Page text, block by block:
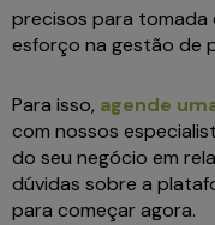
precisos para tomada
esforço na gestão de
Para isso, agende
com nossos
do seu negócio em
dúvidas sobre a
para começar agora.